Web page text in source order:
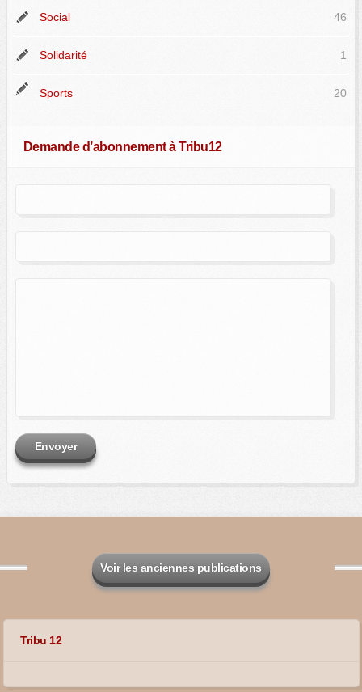
Social 46
Solidarité 1
Sports 20
Demande d’abonnement à Tribu12
Envoyer
Voir les anciennes publications
Tribu 12